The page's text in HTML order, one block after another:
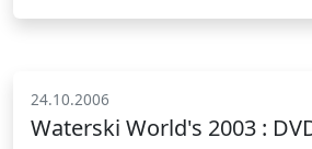
24.10.2006
Waterski World's 2003 :